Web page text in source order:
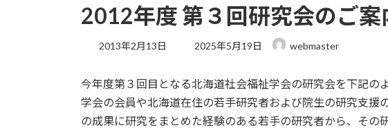
2012年度 第３回研究会のご案
2013年2月13日
最
新
日
:
2025年5月19日 webmaster
今年度第３回目となる北海道社会福祉学会の研究会を下記の
学会の会員や北海道在住の若手研究者および院生の研究支援
の成果に研究をまとめた経験のある若手の研究者から、その